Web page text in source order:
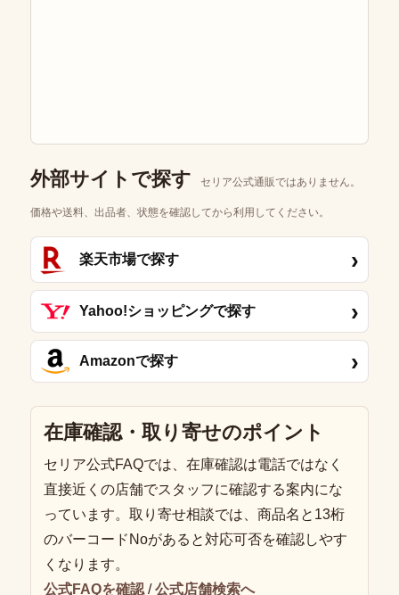
外部サイトで探す セリア公式通販ではありません。
価格や送料、出品者、状態を確認してから利用してください。
楽天市場で探す ›
Yahoo!ショッピングで探す ›
Amazonで探す ›
在庫確認・取り寄せのポイント
セリア公式FAQでは、在庫確認は電話ではなく
直接近くの店舗でスタッフに確認する案内にな
っています。取り寄せ相談では、商品名と13桁
のバーコードNoがあると対応可否を確認しやす
くなります。
公式FAQを確認 /公式店舗検索へ